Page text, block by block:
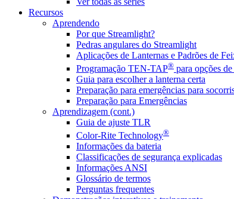
Recursos
Aprendendo
Por que Streamlight?
Pedras angulares do Streamlight
Aplicações de Lanternas e Padrões de
Programação TEN-TAP® para opções
Guia para escolher a lanterna certa
Preparação para emergências para
Preparação para Emergências
Aprendizagem (cont.)
Guia de ajuste TLR
Color-Rite Technology®
Informações da bateria
Classificações de segurança explicadas
Informações ANSI
Glossário de termos
Perguntas frequentes